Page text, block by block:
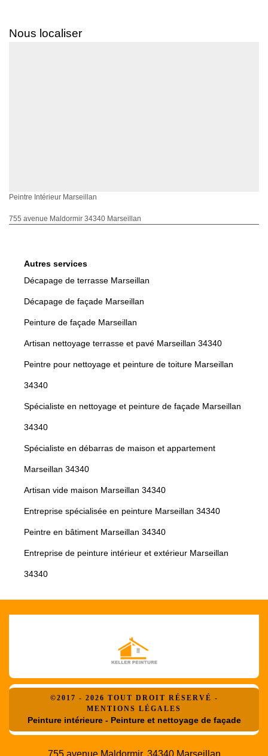
Nous localiser
Peintre Intérieur Marseillan
755 avenue Maldormir 34340 Marseillan
Autres services
Décapage de terrasse Marseillan
Décapage de façade Marseillan
Peinture de façade Marseillan
Artisan nettoyage terrasse et pavé Marseillan 34340
Peintre pour nettoyage et peinture de toiture Marseillan
34340
Spécialiste en nettoyage et peinture de façade Marseillan
34340
Spécialiste en débarras de maison et appartement
Marseillan 34340
Artisan vide maison Marseillan 34340
Entreprise spécialisée en peinture Marseillan 34340
Peintre en bâtiment Marseillan 34340
Entreprise de peinture intérieur et extérieur Marseillan
34340
©2017 - 2026 TOUT DROIT RÉSERVÉ -
MENTIONS LÉGALES
Peinture intérieure - Peinture et nettoyage de façade